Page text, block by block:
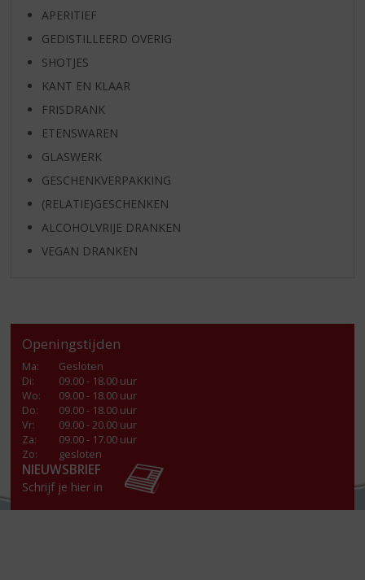
APERITIEF
GEDISTILLEERD OVERIG
SHOTJES
KANT EN KLAAR
FRISDRANK
ETENSWAREN
GLASWERK
GESCHENKVERPAKKING
(RELATIE)GESCHENKEN
ALCOHOLVRIJE DRANKEN
VEGAN DRANKEN
Openingstijden
Ma:
Gesloten
Di:
09.00 - 18.00 uur
Wo:
09.00 - 18.00 uur
Do:
09.00 - 18.00 uur
Vr:
09.00 - 20.00 uur
Za:
09.00 - 17.00 uur
Zo:
gesloten
NIEUWSBRIEF
Schrijf je hier in